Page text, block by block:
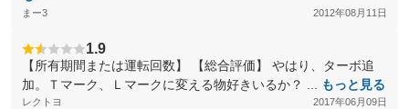
まー3 2012年08月11日
1.9
【所有期間または運転回数】 【総合評価】 やはり、ターボ追
加。Ｔマーク、Ｌマークに変える物好きいるか？ ...
もっと見る
レクトヨ 2017年06月09日